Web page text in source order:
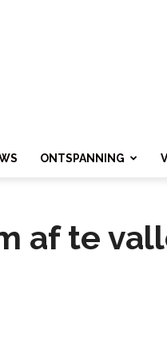
ONTSPANNING
af te